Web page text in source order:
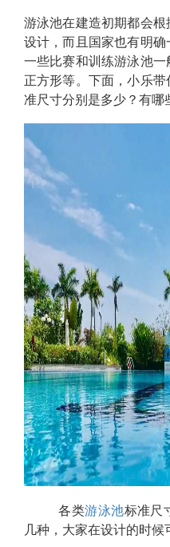
游泳池在建造初期都会
设计，而且国家也有明
一些比赛和训练游泳池
正方形等。下面，小乐
准尺寸分别是多少？有哪
各类游泳池标准尺
几种，大家在设计的时候